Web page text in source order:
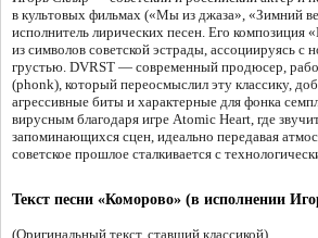
в культовых фильмах («Мы из джаза», «Зимний
исполнитель лирических песен. Его композиция
из символов советской эстрады, ассоциируясь с
грустью. DVRST — современный продюсер,
(phonk), который переосмыслил эту классику,
агрессивные биты и характерные для фонка
вирусным благодаря игре Atomic Heart, где
запоминающихся сцен, идеально передавая
советское прошлое сталкивается с
Текст песни «Коморово» (в исполнении
(Оригинальный текст, ставший классикой)